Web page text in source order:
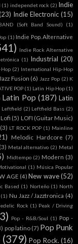
(1) independet rock (2) Indie
Indie Electronic (15)
(Soft Band Sound) (1)
(1) Indie Pop. Alternative
Indie Rock Alternative
(1) Industrial (20)
(2) International Hip-Hop
Jazz Fusion (6) Jazz Pop (2) K
POP (1) Latin Hip Hop (1)
Latin Pop (187) Latin
Leftfield (2) Leftfield Bass (2)
Lofi (5) LOFI (Guitar Music)
(3) LT ROCK POP (1) Mainline
Melodic Hardcore (7)
(3) Metal alternativo (2) Metal
Midtempo (2) Modern (3)
(1) Música Popular
AGE (4) New wave (52)
Based (1) Norteño (1) North
(1) Nu Jazz / Jazztronica (4)
Rock (1) Peak / Driving
Pop - R&B/Soul (1) Pop -
pop latino (7) Pop Punk
(379) Pop Rock. (16)